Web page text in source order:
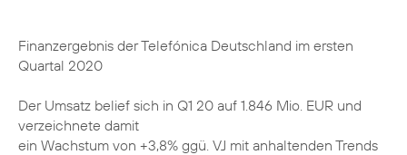
Finanzergebnis der Telefónica Deutschland im ersten
Quartal 2020
Der Umsatz belief sich in Q1 20 auf 1.846 Mio. EUR und
verzeichnete damit
ein Wachstum von +3,8% ggü. VJ mit anhaltenden Trends